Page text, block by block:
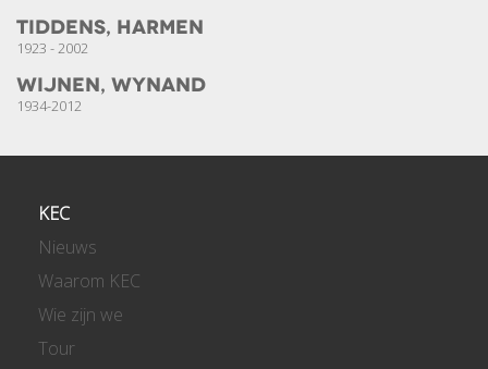
Tiddens, Harmen
1923 - 2002
Wijnen, Wynand
1934-2012
KEC
Nieuws
Waarom KEC
Wie zijn we
Tour